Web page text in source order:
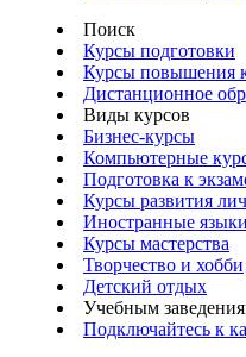
Поиск
Курсы подготовки
Курсы повышения
Дистанционное
Виды курсов
Бизнес-курсы
Компьютерные
Подготовка к
Курсы развития
Иностранные языки
Курсы мастерства
Творчество и хобби
Детский отдых
Учебным
Подключайтесь к